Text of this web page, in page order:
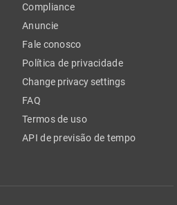
Compliance
Anuncie
Fale conosco
Política de privacidade
Change privacy settings
FAQ
Termos de uso
API de previsão de tempo